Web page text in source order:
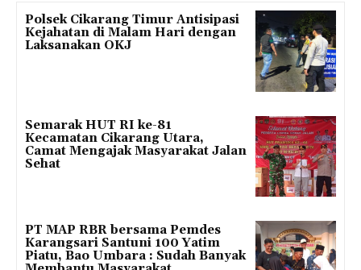
Polsek Cikarang Timur Antisipasi
Kejahatan di Malam Hari dengan
Laksanakan OKJ
Semarak HUT RI ke-81
Kecamatan Cikarang Utara,
Camat Mengajak Masyarakat Jalan
Sehat
PT MAP RBR bersama Pemdes
Karangsari Santuni 100 Yatim
Piatu, Bao Umbara : Sudah Banyak